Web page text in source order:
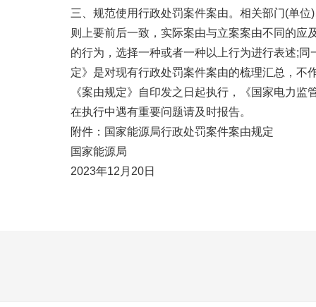
三、规范使用行政处罚案件案由。相关部门(单
则上要前后一致，实际案由与立案案由不同的
的行为，选择一种或者一种以上行为进行表述;
定》是对现有行政处罚案件案由的梳理汇总，不
《案由规定》自印发之日起执行，《国家电力
在执行中遇有重要问题请及时报告。
附件：国家能源局行政处罚案件案由规定
国家能源局
2023年12月20日